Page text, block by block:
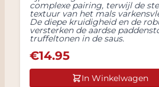
complexe pairing, terwijl de
textuur van het mals
De diepe kruidigheid en de
versterken de aardse
truffeltonen in de saus.
€14.95
In Winkelwagen